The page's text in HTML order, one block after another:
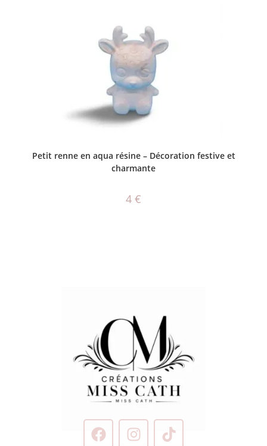
Petit renne en aqua résine – Décoration festive et
charmante
4 €